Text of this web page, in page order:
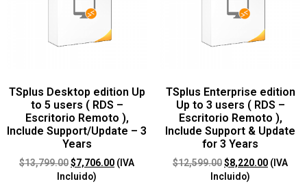
TSplus Desktop edition Up
to 5 users ( RDS –
Escritorio Remoto ),
Include Support/Update – 3
Years
$13,799.00$7,706.00 (IVA
Incluido)
TSplus Enterprise edition
Up to 3 users ( RDS –
Escritorio Remoto ),
Include Support & Update
for 3 Years
$12,599.00$8,220.00 (IVA
Incluido)